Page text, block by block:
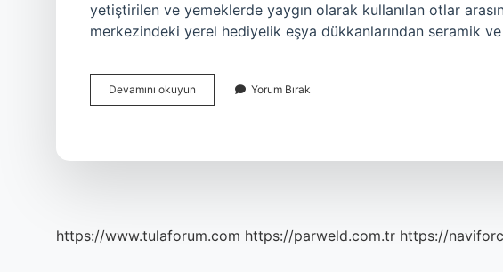
yetiştirilen ve yemeklerde yaygın olarak kullanılan otlar
merkezindeki yerel hediyelik eşya dükkanlarından seramik
Devamını okuyun Arnavutluk
Tan
Yorum Bırak
https://www.tulaforum.com https://parweld.com.tr https://